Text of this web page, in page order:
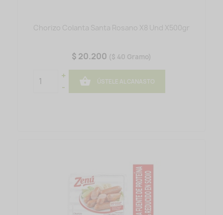
Chorizo Colanta Santa Rosano X8 Und X500gr
$ 20.200 ($ 40 Gramo)
+
-
 ÚSTELE AL CANASTO